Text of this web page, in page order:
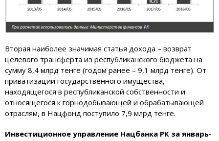
Вторая наиболее значимая статья дохода – возврат
целевого трансферта из республиканского бюджета на
сумму 8,4 млрд тенге (годом ранее – 9,1 млрд тенге). От
приватизации государственного имущества,
находящегося в республиканской собственности и
относящегося к горнодобывающей и обрабатывающей
отраслям, в Нацфонд поступило 7,9 млрд тенге.
Инвестиционное управление Нацбанка РК за январь-